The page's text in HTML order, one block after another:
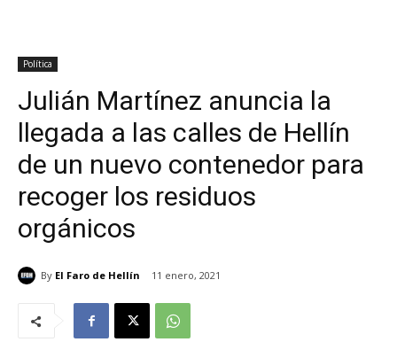
Política
Julián Martínez anuncia la
llegada a las calles de Hellín
de un nuevo contenedor para
recoger los residuos
orgánicos
By El Faro de Hellín 11 enero, 2021